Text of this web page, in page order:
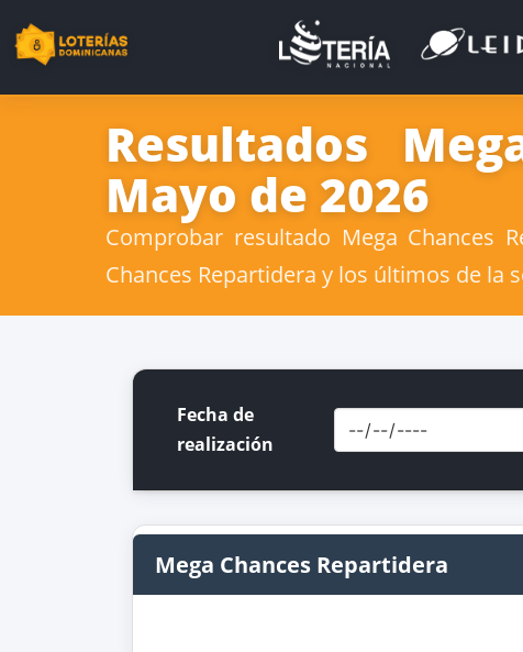
Resultados
Mayo de 2026
Comprobar resultado Mega Chances
Chances Repartidera y los últimos de la
Fecha de
realización
Mega Chances Repartidera